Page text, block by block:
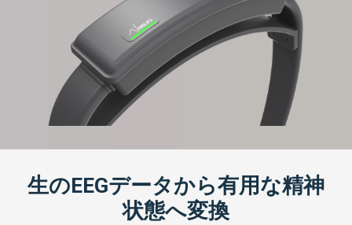
生のEEGデータから有用な精神
状態へ変換